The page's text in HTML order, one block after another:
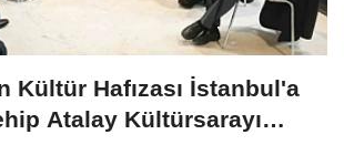
Kültür Hafızası İstanbul'a
Atalay Kültürsarayı